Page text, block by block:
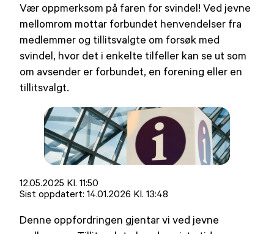
Vær oppmerksom på faren for svindel! Ved jevne
mellomrom mottar forbundet henvendelser fra
medlemmer og tillitsvalgte om forsøk med
svindel, hvor det i enkelte tilfeller kan se ut som
om avsender er forbundet, en forening eller en
tillitsvalgt.
Lagt
ut
12.05.2025 Kl. 11:50
Sist oppdatert: 14.01.2026 Kl. 13:48
Denne oppfordringen gjentar vi ved jevne